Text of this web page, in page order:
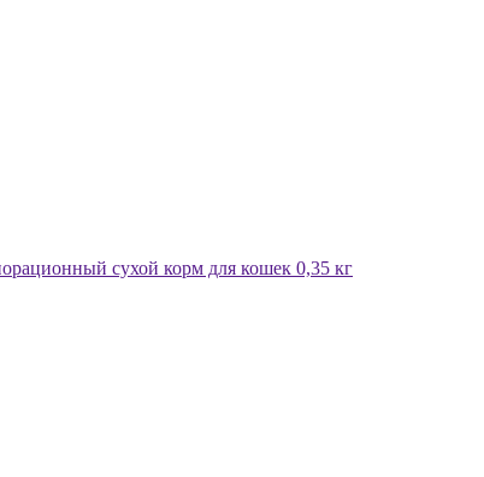
сухой корм для кошек 0,35 кг